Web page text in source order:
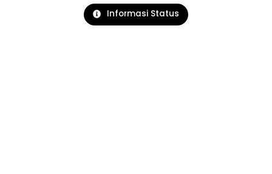
Informasi Status